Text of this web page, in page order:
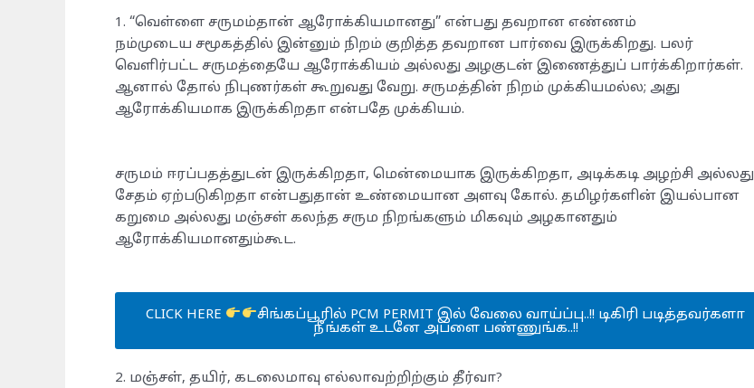
1. “வெள்ளை சருமம்தான் ஆரோக்கியமானது” என்பது தவறான எண்ணம்
​நம்முடைய சமூகத்தில் இன்னும் நிறம் குறித்த தவறான பார்வை இருக்கிறது. பலர்
வெளிர்பட்ட சருமத்தையே ஆரோக்கியம் அல்லது அழகுடன் இணைத்துப் பார்க்கிறார்கள்.
ஆனால் தோல் நிபுணர்கள் கூறுவது வேறு. சருமத்தின் நிறம் முக்கியமல்ல; அது
ஆரோக்கியமாக இருக்கிறதா என்பதே முக்கியம்.
​சருமம் ஈரப்பதத்துடன் இருக்கிறதா, மென்மையாக இருக்கிறதா, அடிக்கடி அழற்சி அல்லது
சேதம் ஏற்படுகிறதா என்பதுதான் உண்மையான அளவு கோல். தமிழர்களின் இயல்பான
கறுமை அல்லது மஞ்சள் கலந்த சரும நிறங்களும் மிகவும் அழகானதும்
ஆரோக்கியமானதும்கூட.
CLICK HERE சிங்கப்பூரில் PCM PERMIT இல் வேலை வாய்ப்பு..!! டிகிரி படித்தவர்களா
நீங்கள் உடனே அப்ளை பண்ணுங்க..!!
​2. மஞ்சள், தயிர், கடலைமாவு எல்லாவற்றிற்கும் தீர்வா?